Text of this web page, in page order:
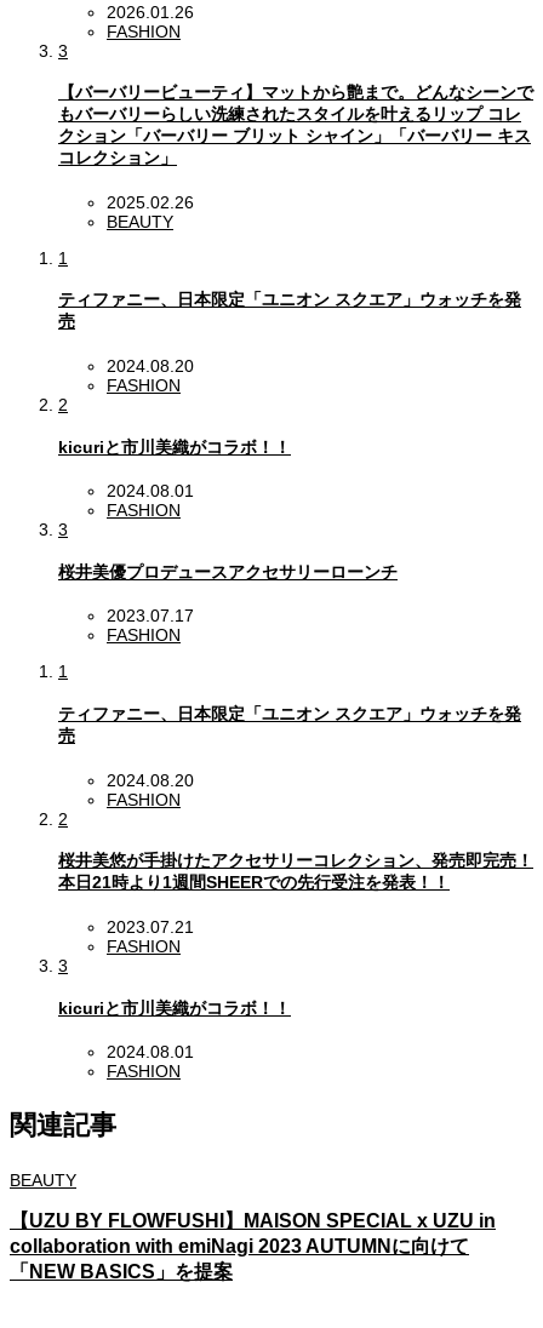
2026.01.26
FASHION
3
【バーバリービューティ】マットから艶まで。どんなシーンで
もバーバリーらしい洗練されたスタイルを叶えるリップ コレ
クション「バーバリー ブリット シャイン」「バーバリー キス
コレクション」
2025.02.26
BEAUTY
1
ティファニー、日本限定「ユニオン スクエア」ウォッチを発
売
2024.08.20
FASHION
2
kicuriと市川美織がコラボ！！
2024.08.01
FASHION
3
桜井美優プロデュースアクセサリーローンチ
2023.07.17
FASHION
1
ティファニー、日本限定「ユニオン スクエア」ウォッチを発
売
2024.08.20
FASHION
2
桜井美悠が手掛けたアクセサリーコレクション、発売即完売！
本日21時より1週間SHEERでの先行受注を発表！！
2023.07.21
FASHION
3
kicuriと市川美織がコラボ！！
2024.08.01
FASHION
関連記事
BEAUTY
【UZU BY FLOWFUSHI】MAISON SPECIAL x UZU in
collaboration with emiNagi 2023 AUTUMNに向けて
「NEW BASICS」を提案